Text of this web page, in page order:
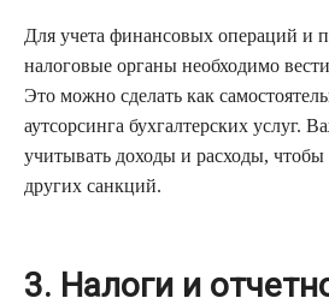
Для учета финансовых операций и
налоговые органы необходимо
Это можно сделать как
аутсорсинга бухгалтерских услуг.
учитывать доходы и расходы,
других санкций.
3. Налоги и